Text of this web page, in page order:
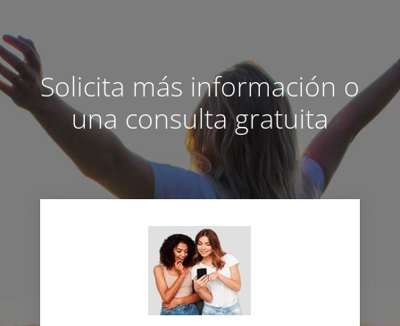
Solicita más información o
una consulta gratuita